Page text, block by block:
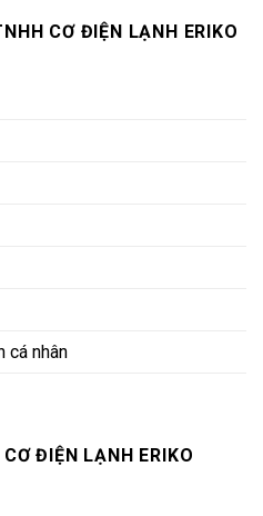
CƠ ĐIỆN LẠNH ERIKO
cá nhân
ĐIỆN LẠNH ERIKO